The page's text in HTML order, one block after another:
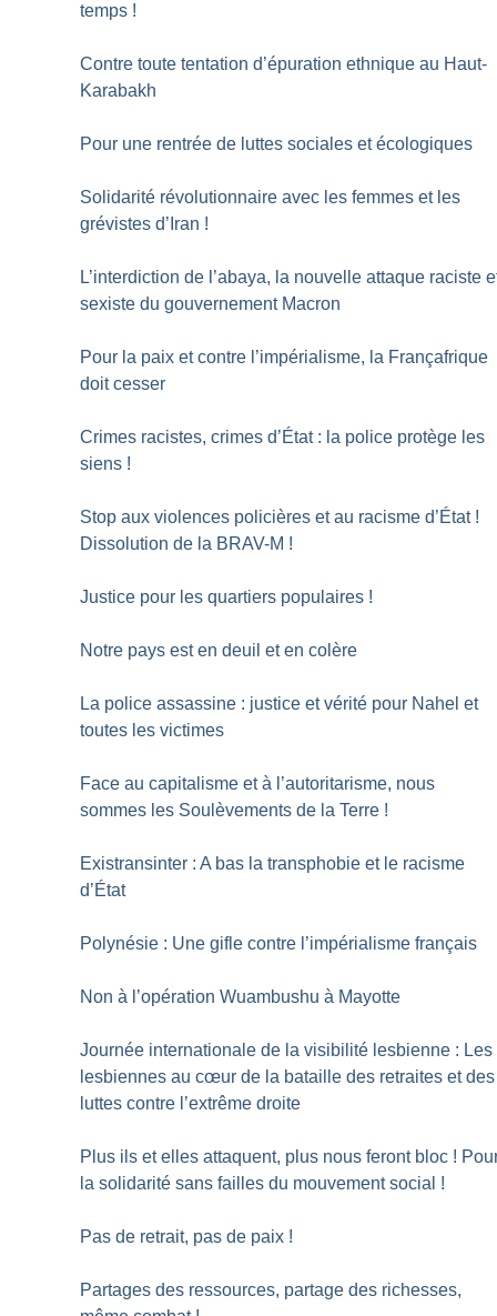
temps !
Contre toute tentation d’épuration ethnique au Haut-
Karabakh
Pour une rentrée de luttes sociales et écologiques
Solidarité révolutionnaire avec les femmes et les
grévistes d’Iran !
L’interdiction de l’abaya, la nouvelle attaque raciste
sexiste du gouvernement Macron
Pour la paix et contre l’impérialisme, la Françafrique
doit cesser
Crimes racistes, crimes d’État : la police protège les
siens !
Stop aux violences policières et au racisme d’État !
Dissolution de la BRAV-M !
Justice pour les quartiers populaires !
Notre pays est en deuil et en colère
La police assassine : justice et vérité pour Nahel et
toutes les victimes
Face au capitalisme et à l’autoritarisme, nous
sommes les Soulèvements de la Terre !
Existransinter : A bas la transphobie et le racisme
d’État
Polynésie : Une gifle contre l’impérialisme français
Non à l’opération Wuambushu à Mayotte
Journée internationale de la visibilité lesbienne : Les
lesbiennes au cœur de la bataille des retraites et des
luttes contre l’extrême droite
Plus ils et elles attaquent, plus nous feront bloc !
la solidarité sans failles du mouvement social !
Pas de retrait, pas de paix !
Partages des ressources, partage des richesses,